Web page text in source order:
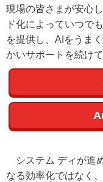
現場の皆さまが安心
ド化によっていつで
を提供し、AIをうま
かいサポートを続け
システム ディが進
なる効率化ではなく